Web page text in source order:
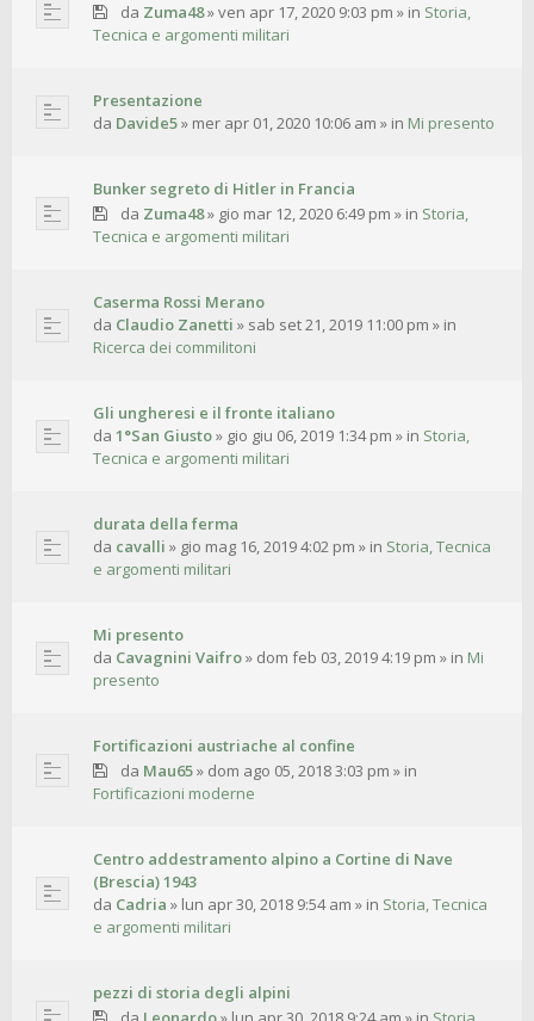
da Zuma48»ven apr 17, 2020 9:03 pm » in Storia,
Tecnica e argomenti militari
Presentazione
da Davide5» mer apr 01, 2020 10:06 am » in Mi presento
Bunker segreto di Hitler in Francia
da Zuma48» gio mar 12, 2020 6:49 pm » in Storia,
Tecnica e argomenti militari
Caserma Rossi Merano
da Claudio Zanetti » sab set 21, 2019 11:00 pm » in
Ricerca dei commilitoni
Gli ungheresi e il fronte italiano
da 1°San Giusto» gio giu 06, 2019 1:34 pm » in Storia,
Tecnica e argomenti militari
durata della ferma
da cavalli » gio mag 16, 2019 4:02 pm » in Storia, Tecnica
e argomenti militari
Mi presento
da Cavagnini Vaifro» dom feb 03, 2019 4:19 pm » in Mi
presento
Fortificazioni austriache al confine
da Mau65» dom ago 05, 2018 3:03 pm » in
Fortificazioni moderne
Centro addestramento alpino a Cortine di Nave
(Brescia) 1943
da Cadria » lun apr 30, 2018 9:54 am » in Storia, Tecnica
e argomenti militari
pezzi di storia degli alpini